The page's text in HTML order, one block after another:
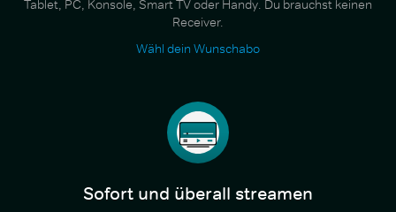
Tablet, PC, Konsole, Smart TV oder Handy. Du brauchst keinen
Receiver.
Wähl dein Wunschabo
Sofort und überall streamen